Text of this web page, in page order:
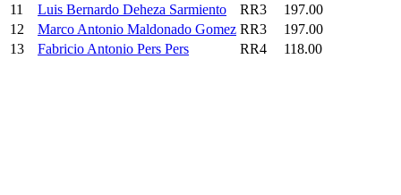
11
Luis Bernardo Deheza Sarmiento RR3
197.00
12
Marco Antonio Maldonado Gomez RR3
197.00
13
Fabricio Antonio Pers Pers RR4 118.00